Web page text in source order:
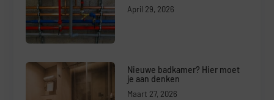
April 29, 2026
Nieuwe badkamer? Hier moet
je aan denken
Maart 27, 2026